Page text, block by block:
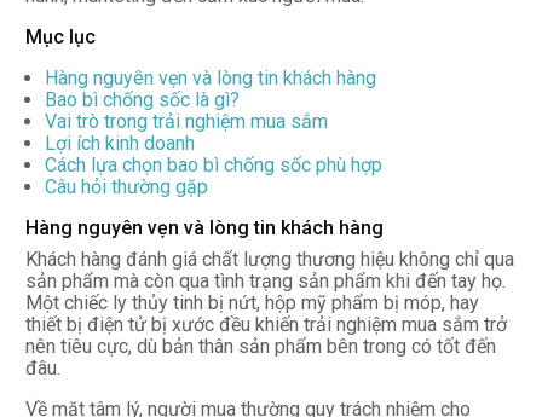
Mục lục
Hàng nguyên vẹn và lòng tin khách hàng
Bao bì chống sốc là gì?
Vai trò trong trải nghiệm mua sắm
Lợi ích kinh doanh
Cách lựa chọn bao bì chống sốc phù hợp
Câu hỏi thường gặp
Hàng nguyên vẹn và lòng tin khách hàng
Khách hàng đánh giá chất lượng thương hiệu không chỉ qua
sản phẩm mà còn qua tình trạng sản phẩm khi đến tay họ.
Một chiếc ly thủy tinh bị nứt, hộp mỹ phẩm bị móp, hay
thiết bị điện tử bị xước đều khiến trải nghiệm mua sắm trở
nên tiêu cực, dù bản thân sản phẩm bên trong có tốt đến
đâu.
Về mặt tâm lý, người mua thường quy trách nhiệm cho